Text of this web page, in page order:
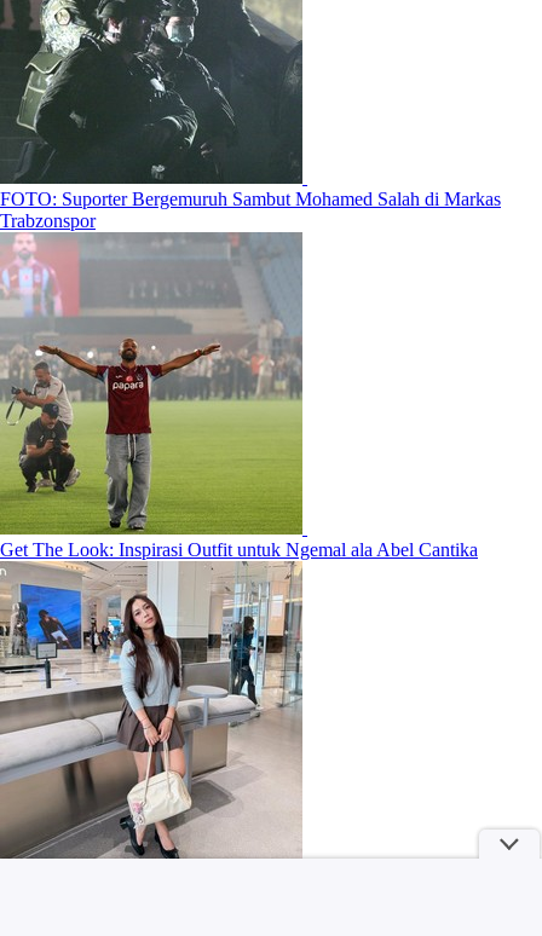
FOTO: Suporter Bergemuruh Sambut Mohamed Salah di Markas
Trabzonspor
Get The Look: Inspirasi Outfit untuk Ngemal ala Abel Cantika